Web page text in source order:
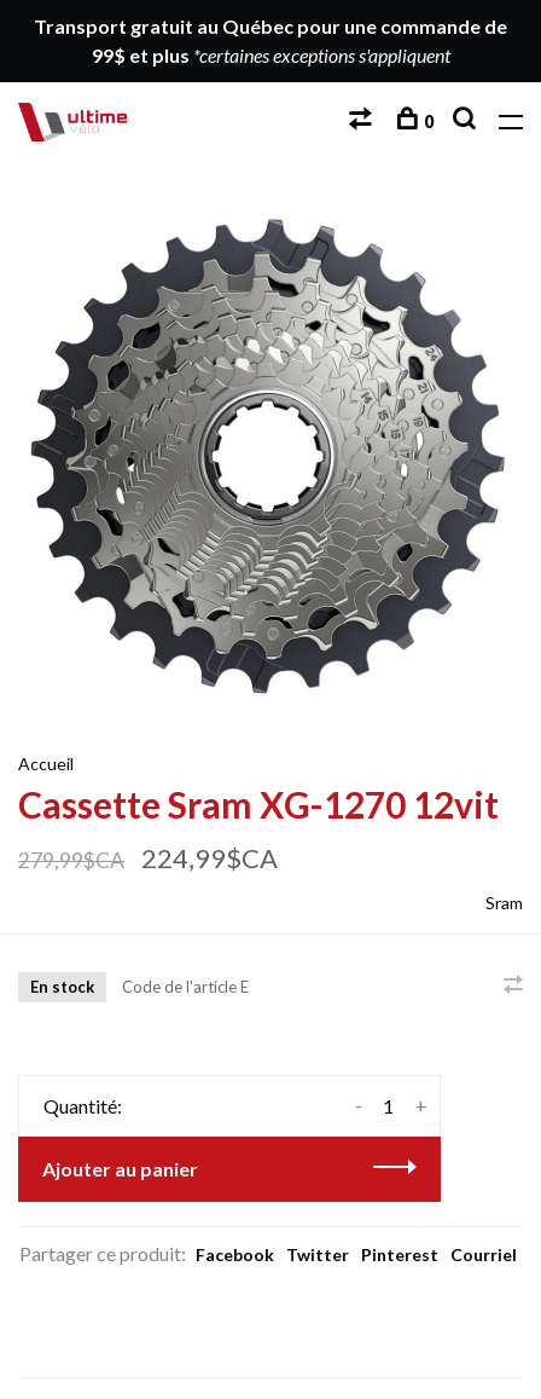
Transport gratuit au Québec pour une commande de
99$ et plus *certaines exceptions s'appliquent
0
Accueil
Cassette Sram XG-1270 12vit
279,99$CA 224,99$CA
Sram
En stock Code de l'articleE
Quantité: +
-
Ajouter au panier
Partager ce produit: Facebook Twitter Pinterest Courriel